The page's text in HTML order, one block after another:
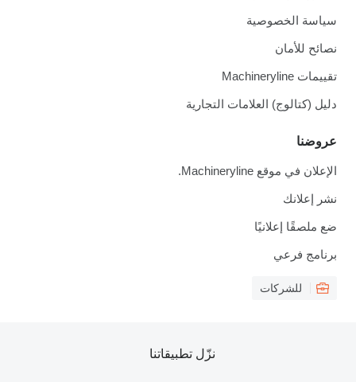
سياسة الخصوصية
نصائح للأمان
تقييمات Machineryline
دليل (كتالوج) العلامات التجارية
عروضنا
الإعلان في موقع Machineryline.
نشر إعلانك
ضع ملصقًا إعلانيًا
برنامج فرعي
للشركات
نزّل تطبيقاتنا